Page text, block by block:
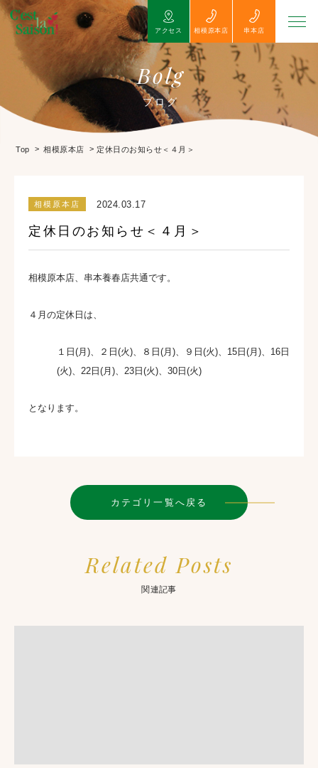
アクセス 相模原本店 串本店
Bolg
ブログ
Top > 相模原本店 >定休日のお知らせ＜４月＞
相模原本店 2024.03.17
定休日のお知らせ＜４月＞
相模原本店、串本養春店共通です。
４月の定休日は、
１日(月)、２日(火)、８日(月)、９日(火)、15日(月)、16日
(火)、22日(月)、23日(火)、30日(火)
となります。
カテゴリ一覧へ戻る
Related Posts
関連記事